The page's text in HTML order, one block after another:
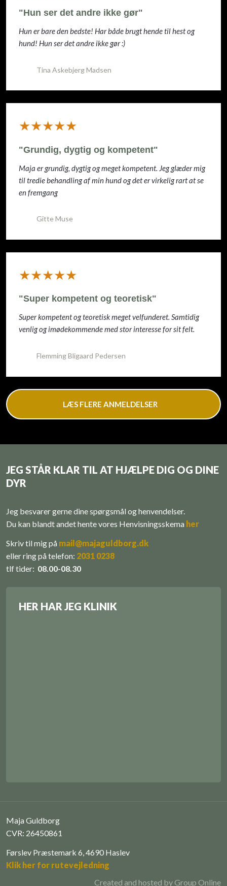
"Hun ser det andre ikke gør"
Hun er bare den bedste! Har både brugt hende til hest og
hund! Hun ser det andre ikke gør :)
Tina Askebjerg Madsen
​★★★★★
"Grundig, dygtig og kompetent"
Maja er grundig, dygtig og meget kompetent. Jeg glæder mig
til tredie behandling af min hund og det er virkelig rart at se
en fremgang
Gitte Muse
​★★★★★
"Super kompetent og teoretisk"
Super kompetent og teoretisk meget velfunderet. Samtidig
venlig og imødekommende med stor interesse for sit felt.
Flemming Bligaard Pedersen
LÆS FLERE ANMELDELSER
JEG STÅR KLAR TIL AT HJÆLPE DIG OG DINE
DYR
Jeg besvarer gerne dine spørgsmål og henvendelser.
Du kan blandt andet hente vores ​Henvisningsskema her
Skriv til mig på mail@majaguldborg.dk
eller r​ing på telefon: 2031 0238
tlf tider: 08.00-08.30
HER HAR JEG KLINIK
Maja Guldborg
CVR: 26450861
Førslev Præstemark 6, 4690 Haslev
Klik her for rutevejledning
Created and hosted by Group Online